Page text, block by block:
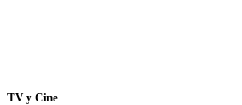
TV y Cine